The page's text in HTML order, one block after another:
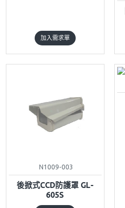
加入需求單
N1009-003
後掀式CCD防護罩 GL-
605S